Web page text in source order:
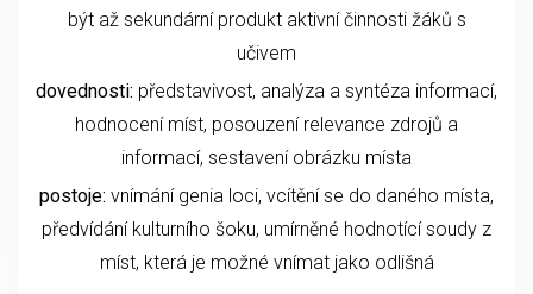
být až sekundární produkt aktivní činnosti žáků s
učivem
dovednosti: představivost, analýza a syntéza informací,
hodnocení míst, posouzení relevance zdrojů a
informací, sestavení obrázku místa
postoje: vnímání genia loci, vcítění se do daného místa,
předvídání kulturního šoku, umírněné hodnotící soudy z
míst, která je možné vnímat jako odlišná